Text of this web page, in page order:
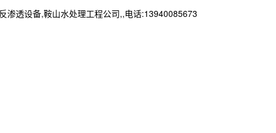
渗透设备,鞍山水处理工程公司,,电话:13940085673